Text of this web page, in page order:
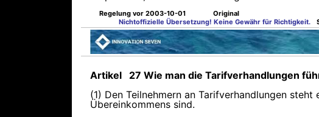
Regelung vor 2003-10-01
Original
Nichtoffizielle Übersetzung! Keine Gewähr für Richtigkeit.
Artikel 27 Wie man die Tarifverhandlungen
(1) Den Teilnehmern an Tarifverhandlungen
Übereinkommens sind.